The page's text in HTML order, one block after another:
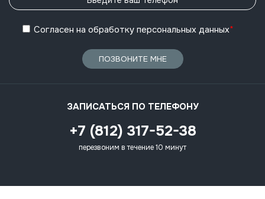
Согласен на обработку персональных данных*
ПОЗВОНИТЕ МНЕ
ЗАПИСАТЬСЯ ПО ТЕЛЕФОНУ
+7 (812) 317-52-38
перезвоним в течение 10 минут